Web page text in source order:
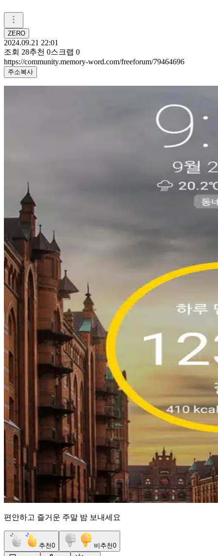
ZERO
2024.09.21 22:01
조회 28추천 0스크랩 0
https://community.memory-word.com/freeforum/79464696
주소복사
편안하고 즐거운 주말 밤 보내세요
추천0 비추천0